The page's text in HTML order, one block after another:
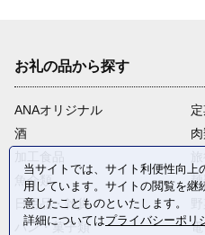
お礼の品から探す
ANAオリジナル
酒
魚介類
日用品・雑貨
パン・菓子類
当サイトでは、サイト利便性向上
用しています。サイトの閲覧を継
意したことものといたします。
詳細についてはプライバシーポリ